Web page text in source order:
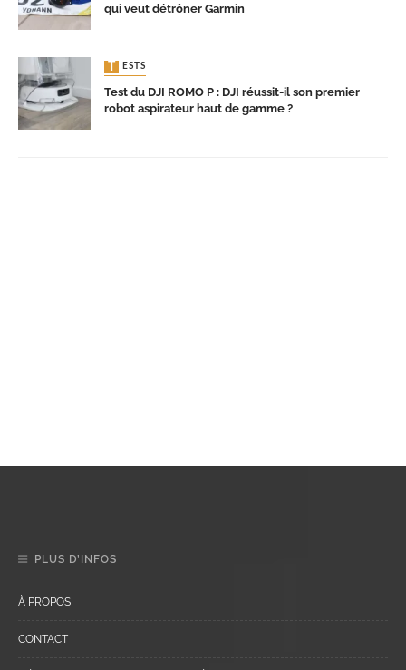
qui veut détrôner Garmin
TESTS
Test du DJI ROMO P : DJI réussit-il son premier
robot aspirateur haut de gamme ?
PLUS D’INFOS
À PROPOS
CONTACT